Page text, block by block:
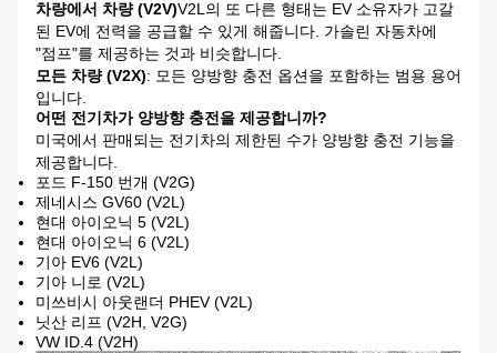
차량에서 차량 (V2V)V2L의 또 다른 형태는 EV 소유자가 고갈
된 EV에 전력을 공급할 수 있게 해줍니다. 가솔린 자동차에
"점프"를 제공하는 것과 비슷합니다.
모든 차량 (V2X): 모든 양방향 충전 옵션을 포함하는 범용 용어
입니다.
어떤 전기차가 양방향 충전을 제공합니까?
미국에서 판매되는 전기차의 제한된 수가 양방향 충전 기능을
제공합니다.
포드 F-150 번개 (V2G)
제네시스 GV60 (V2L)
현대 아이오닉 5 (V2L)
현대 아이오닉 6 (V2L)
기아 EV6 (V2L)
기아 니로 (V2L)
미쓰비시 아웃랜더 PHEV (V2L)
닛산 리프 (V2H, V2G)
VW ID.4 (V2H)